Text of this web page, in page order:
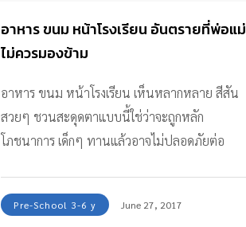
อาหาร ขนม หน้าโรงเรียน อันตรายที่พ่อแม่
ไม่ควรมองข้าม
อาหาร ขนม หน้าโรงเรียน เห็นหลากหลาย สีสัน
สวยๆ ชวนสะดุดตาแบบนี้ใช่ว่าจะถูกหลัก
โภชนาการ เด็กๆ ทานแล้วอาจไม่ปลอดภัยต่อ
ลูกว่ามีอะไรบ้างที่อาจไม่ปลอดภัยต่อร่างกายของ
Pre-School 3-6 y June 27, 2017